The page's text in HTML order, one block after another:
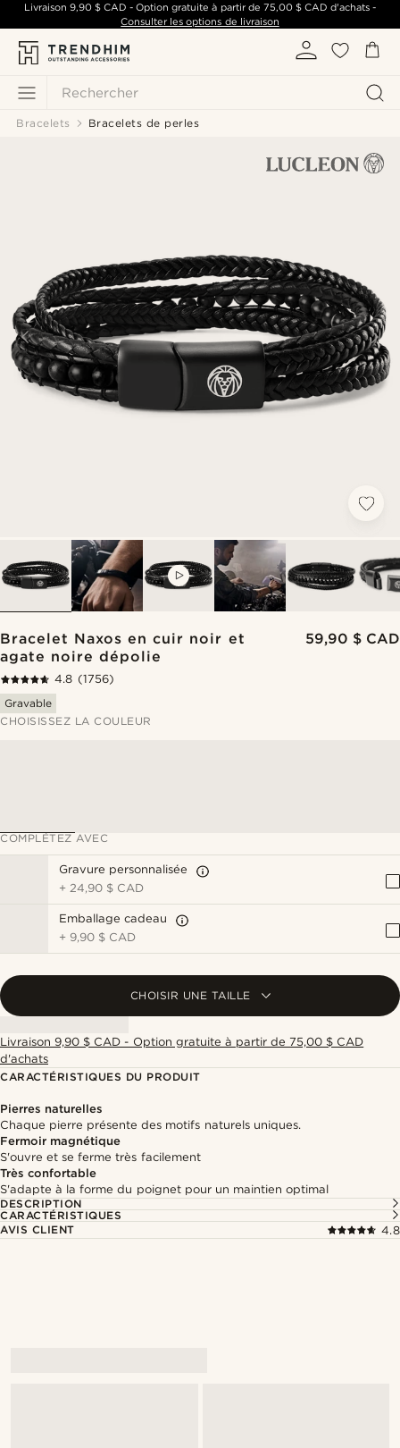
Rechercher
Livraison 9,90 $ CAD - Option gratuite à partir de 75,00 $ CAD d'achats -
Consulter les options de livraison
Bracelets Bracelets de perles
Bracelet Naxos en cuir noir et
agate noire dépolie
59,90 $ CAD
4.8 (1756)
Gravable
CHOISISSEZ LA COULEUR
COMPLÉTEZ AVEC
Gravure personnalisée
+24,90 $ CAD
Emballage cadeau
+ 9,90 $ CAD
CHOISIR UNE TAILLE
Livraison 9,90 $ CAD - Option gratuite à partir de 75,00 $ CAD
d'achats
CARACTÉRISTIQUES DU PRODUIT
Pierres naturelles
Chaque pierre présente des motifs naturels uniques.
Fermoir magnétique
S'ouvre et se ferme très facilement
Très confortable
S'adapte à la forme du poignet pour un maintien optimal
DESCRIPTION
CARACTÉRISTIQUES
AVIS CLIENT
4.8